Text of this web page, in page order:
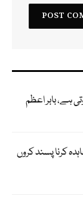
ہے، بابر اعظم
کرنا پسند کروں